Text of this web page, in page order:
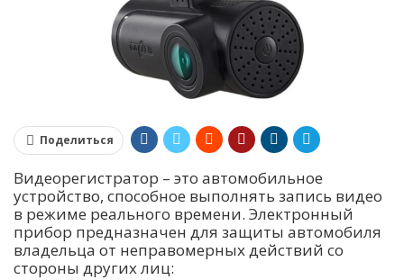
Поделиться
Видеорегистратор – это автомобильное
устройство, способное выполнять запись видео
в режиме реального времени. Электронный
прибор предназначен для защиты автомобиля
владельца от неправомерных действий со
стороны других лиц: